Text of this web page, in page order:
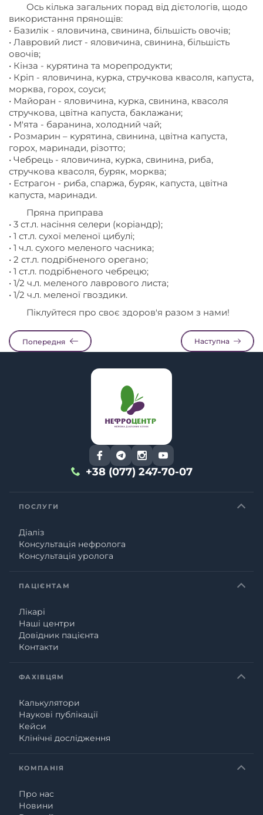
Ось кілька загальних порад від дієтологів, щодо
використання прянощів:
• Базилік - яловичина, свинина, більшість овочів;
• Лавровий лист - яловичина, свинина, більшість
овочів;
• Кінза - курятина та морепродукти;
• Кріп - яловичина, курка, стручкова квасоля, капуста,
морква, горох, соуси;
• Майоран - яловичина, курка, свинина, квасоля
стручкова, цвітна капуста, баклажани;
• М'ята - баранина, холодний чай;
• Розмарин – курятина, свинина, цвітна капуста,
горох, маринади, різотто;
• Чебрець - яловичина, курка, свинина, риба,
стручкова квасоля, буряк, морква;
• Естрагон - риба, спаржа, буряк, капуста, цвітна
капуста, маринади.
Пряна приправа
• 3 ст.л. насіння селери (коріандр);
• 1 ст.л. сухої меленої цибулі;
• 1 ч.л. сухого меленого часника;
• 2 ст.л. подрібненого орегано;
• 1 ст.л. подрібненого чебрецю;
• 1/2 ч.л. меленого лаврового листа;
• 1/2 ч.л. меленої гвоздики.
Піклуйтеся про своє здоров'я разом з нами!
Попередня Наступна
+38 (077) 247-70-07
ПОСЛУГИ
Діаліз
Консультація нефролога
Консультація уролога
ПАЦІЄНТАМ
Лікарі
Наші центри
Довідник пацієнта
Контакти
ФАХІВЦЯМ
Калькулятори
Наукові публікації
Кейси
Клінічні дослідження
КОМПАНІЯ
Про нас
Новини